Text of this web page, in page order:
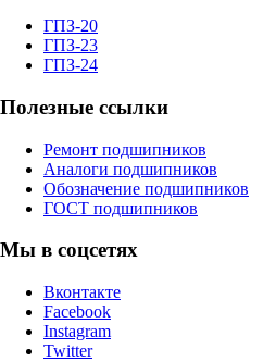
ГПЗ-20
ГПЗ-23
ГПЗ-24
Полезные ссылки
Ремонт подшипников
Аналоги подшипников
Обозначение подшипников
ГОСТ подшипников
Мы в соцсетях
Вконтакте
Facebook
Instagram
Twitter